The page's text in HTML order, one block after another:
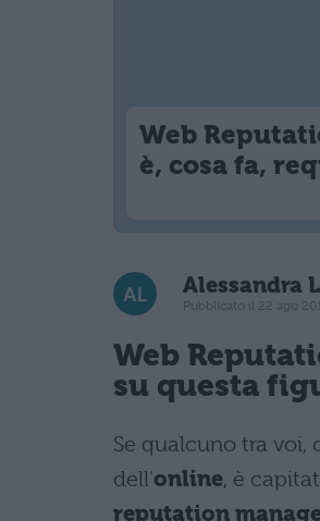
Web
è, cosa fa,
Alessandra
Pubblicato il 22 ago
Web
su questa
Se qualcuno tra
dell’online, è
reputation